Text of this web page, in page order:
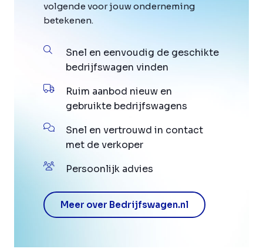
volgende voor jouw onderneming
betekenen.
Snel en eenvoudig de geschikte
bedrijfswagen vinden
Ruim aanbod nieuw en
gebruikte bedrijfswagens
Snel en vertrouwd in contact
met de verkoper
Persoonlijk advies
Meer over Bedrijfswagen.nl